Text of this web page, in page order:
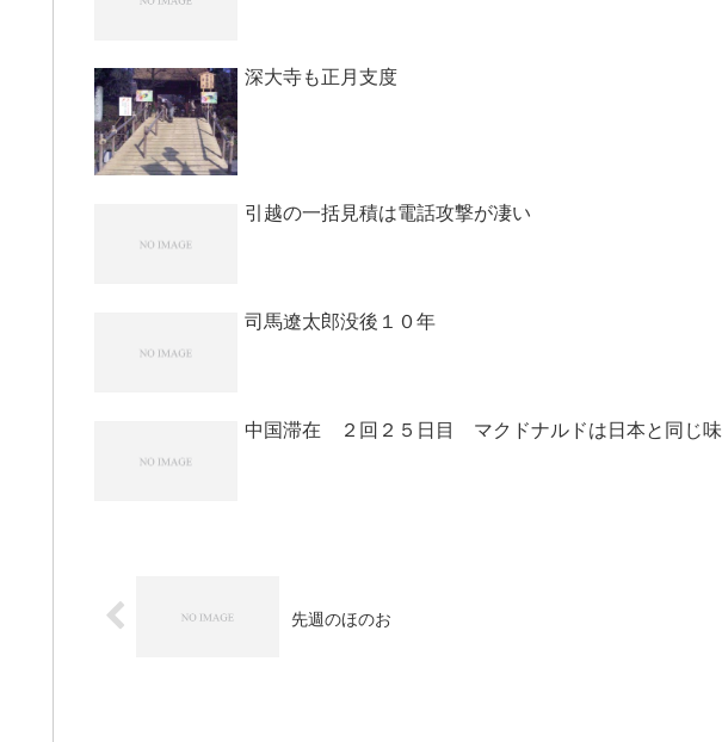
深大寺も正月支度
引越の一括見積は電話攻撃が凄い
司馬遼太郎没後１０年
中国滞在 ２回２５日目 マクドナルドは日本と同じ味
先週のほのお